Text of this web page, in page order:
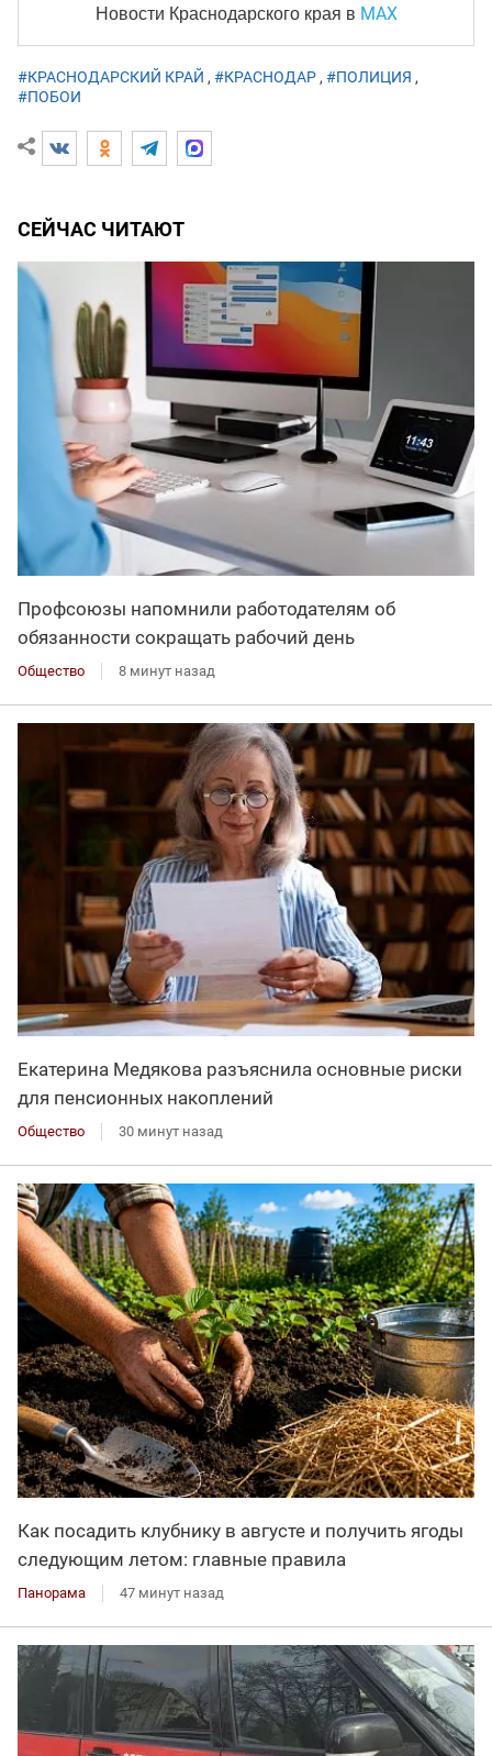
Новости Краснодарского края в MAX
#КРАСНОДАРСКИЙ КРАЙ , #КРАСНОДАР , #ПОЛИЦИЯ ,
#ПОБОИ
СЕЙЧАС ЧИТАЮТ
Профсоюзы напомнили работодателям об
обязанности сокращать рабочий день
Общество 8 минут назад
Екатерина Медякова разъяснила основные риски
для пенсионных накоплений
Общество 30 минут назад
Как посадить клубнику в августе и получить ягоды
следующим летом: главные правила
Панорама 47 минут назад